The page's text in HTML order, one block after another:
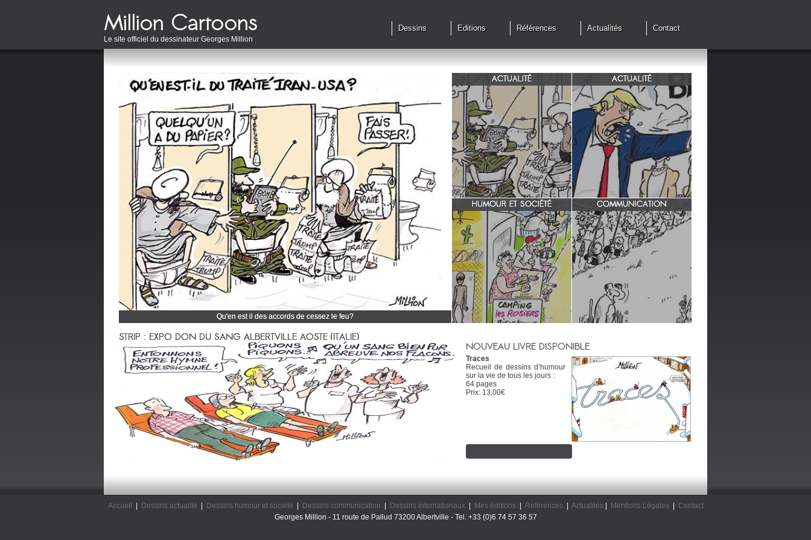
Le site officiel du dessinateur Georges Million
Dessins Editions Références Actualités Contact
Qu'en est il des accords de cessez le feu?
Cliquez et découvrez tous mes dessins d'actualité
ACTUALITÉ
Qu'en est il des accords de cessez
le feu?
ACTUALITÉ
G7 à Evian, Trump, une fois de
plus ,s'en prend aux européens.
HUMOUR ET SOCIÉTÉ
zone 51
COMMUNICATION
INRA/ Rotation des terres.
STRIP : EXPO DON DU SANG ALBERTVILLE AOSTE (ITALIE)
NOUVEAU LIVRE DISPONIBLE
Traces
Recueil de dessins d’humour
sur la vie de tous les jours :
64 pages
Prix: 13,00€
Accueil Dessins actualité Dessins humour et société Dessins communication Dessins internationaux| Mes éditions| Références| Actualités| Mentions Légales|
Contact
Georges Million - 11 route de Pallud 73200 Albertville - Tel. +33 (0)6 74 57 36 57